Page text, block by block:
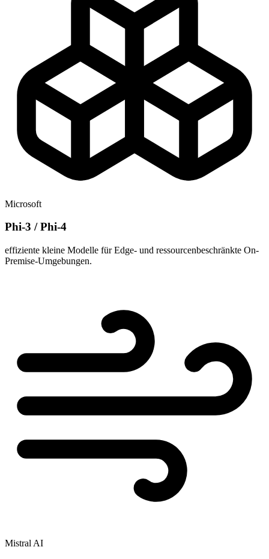
Microsoft
Phi-3 / Phi-4
effiziente kleine Modelle für Edge- und ressourcenbeschränkte On-
Premise-Umgebungen.
Mistral AI